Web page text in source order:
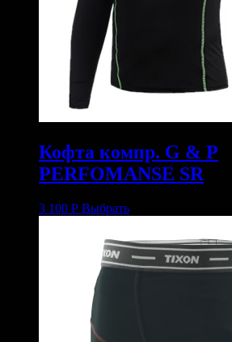
Кофта компр. G & P
PERFOMANSE SR
3 100 Р Выбрать